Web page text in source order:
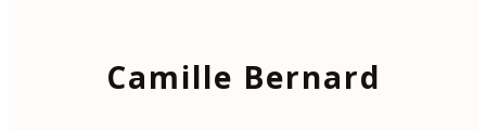
Camille Bernard